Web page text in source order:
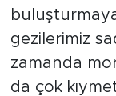
gezilerimiz
zamanda
da çok